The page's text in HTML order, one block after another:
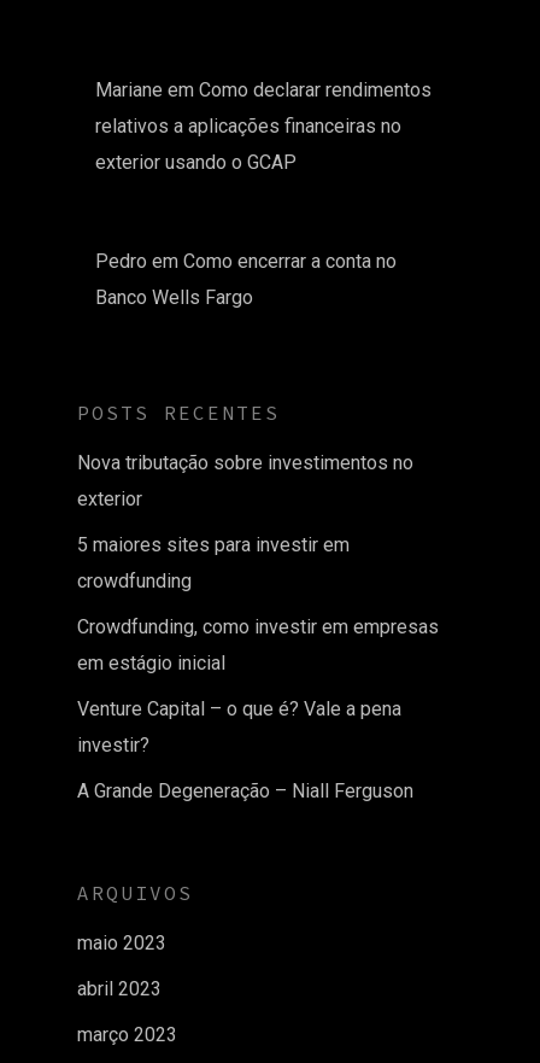
Mariane em Como declarar rendimentos
relativos a aplicações financeiras no
exterior usando o GCAP
Pedro em Como encerrar a conta no
Banco Wells Fargo
POSTS RECENTES
Nova tributação sobre investimentos no
exterior
5 maiores sites para investir em
crowdfunding
Crowdfunding, como investir em empresas
em estágio inicial
Venture Capital – o que é? Vale a pena
investir?
A Grande Degeneração – Niall Ferguson
ARQUIVOS
maio 2023
abril 2023
março 2023